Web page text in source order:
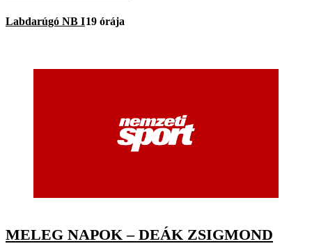
Labdarúgó NB I19 órája
MELEG NAPOK – DEÁK ZSIGMOND